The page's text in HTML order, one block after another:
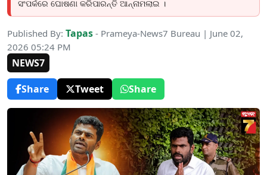
ସଂପର୍କରେ ଘୋଷଣା କରିପାରନ୍ତି ଆନ୍ନାମଲାଇ ।
Published By: Tapas - Prameya-News7 Bureau | June 02,
2026 05:24 PM
NEWS7
Share
Tweet Share